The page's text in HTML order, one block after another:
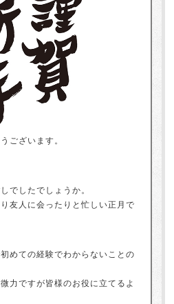
ございます。
でしたでしょうか。
友人に会ったりと忙しい正月で
めての経験でわからないことの
力ですが皆様のお役に立てるよ